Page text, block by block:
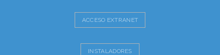
ACCESO EXTRANET
INSTALADORES